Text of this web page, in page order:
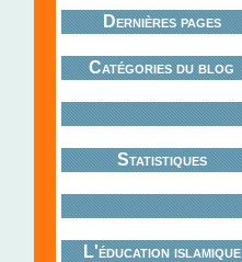
Dernières pages
Catégories du blog
Statistiques
L'éducation islamique